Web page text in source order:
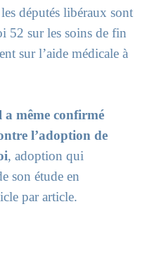
députés libéraux sont
52 sur les soins de fin
sur l’aide médicale à
même confirmé
l’adoption de
, adoption qui
son étude en
par article.